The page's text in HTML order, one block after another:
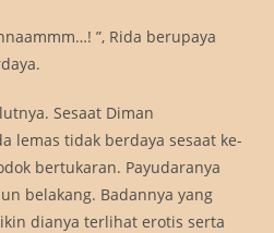
”, Rida berupaya
Sesaat Diman
lemas tidak berdaya sesaat ke-
bertukaran. Payudaranya
belakang. Badannya yang
dianya terlihat erotis serta